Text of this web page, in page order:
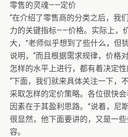
零售的灵魂——定价
“在介绍了零售商的分类之后，我
力的关键指标——价格。实际上，
大，”老师似乎想到了些什么，但
说明，“而且根据需求规律，价格
怎样的水平上进行，都有着决定性
“下面，我们就来具体关注一下，
采取怎样的定价策略。各位很快
因素在于其盈利思路。”说着，尼
很显然，他下面要讲的，又是一
容。